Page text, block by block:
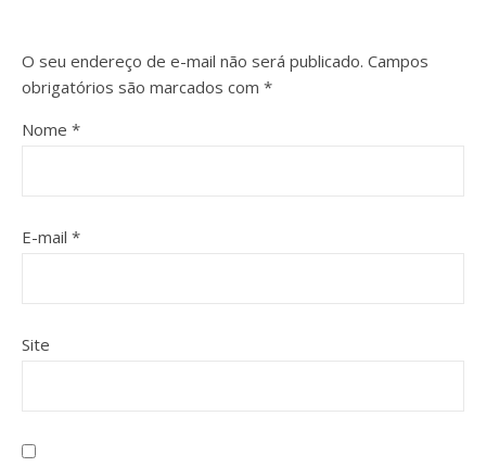
O seu endereço de e-mail não será publicado. Campos
obrigatórios são marcados com *
Nome *
E-mail *
Site